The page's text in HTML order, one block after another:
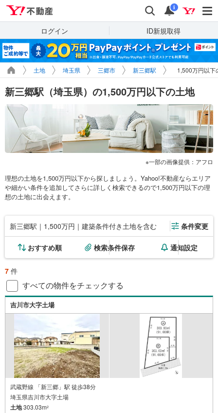
検索 通知
i
ログイン ID新規取得
土地 埼玉県 三郷市 新三郷駅 1,500万円以下
新三郷駅（埼玉県）の1,500万円以下の土地
一部の画像提供：アフロ
理想の土地を1,500万円以下から探しましょう。Yahoo!不動産ならエリア
や細かい条件を追加してさらに詳しく検索できるので1,500万円以下の理
想の土地に出会えます。
新三郷駅｜1,500万円｜建築条件付き土地を含む 条件変更
おすすめ順 検索条件保存 通知設定
7 件
すべての物件をチェックする
吉川市大字土場
武蔵野線 「新三郷」駅 徒歩38分
埼玉県吉川市大字土場
土地303.03m2